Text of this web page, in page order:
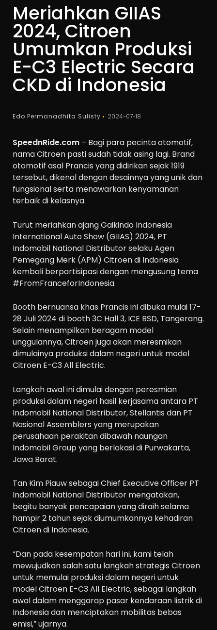
Meriahkan GIIAS
2024, Citroen
Umumkan Produksi
E-C3 Electric Secara
CKD di Indonesia
Edo Permanadhita Sulisty 2024-07-18
SpeednRide.com – Bagi para pecinta otomotif,
nama Citroen pasti sudah tidak asing lagi. Brand
otomotif asal Prancis yang didirikan sejak 1919
tersebut, dikenal dengan desainnya yang unik dan
fungsional serta menawarkan kenyamanan
terbaik di kelasnya.
Turut meriahkan ajang Gaikindo Indonesia
International Auto Show (GIIAS) 2024, PT
Indomobil National Distributor selaku Agen
Pemegang Merk (APM) Citroen di Indonesia
kembali berpartisipasi dengan mengusung tema
#FromFranceforIndonesia.
Booth bernuansa khas Prancis ini dibuka mulai 17-
28 Juli 2024 di booth 3C Hall 3, ICE BSD, Tangerang.
Selain menampilkan beragam model
unggulannya, Citroen juga akan meresmikan
dimulainya produksi dalam negeri untuk model
Citroen E-C3 All Electric.
Langkah awal ini dimulai dengan peresmian
produksi dalam negeri hasil kerjasama antara PT
Indomobil National Distributor, Stellantis dan PT
Nasional Assemblers yang merupakan
perusahaan perakitan dibawah naungan
Indomobil Group yang berlokasi di Purwakarta,
Jawa Barat.
Tan Kim Piauw sebagai Chief Executive Officer PT
Indomobil National Distributor mengatakan,
begitu banyak pencapaian yang diraih selama
hampir 2 tahun sejak diumumkannya kehadiran
Citroen di Indonesia.
“Dan pada kesempatan hari ini, kami telah
mewujudkan salah satu langkah strategis Citroen
untuk memulai produksi dalam negeri untuk
model Citroen E-C3 All Electric, sebagai langkah
awal dalam menggarap pasar kendaraan listrik di
Indonesia dan menciptakan mobilitas bebas
emisi,” ujarnya.